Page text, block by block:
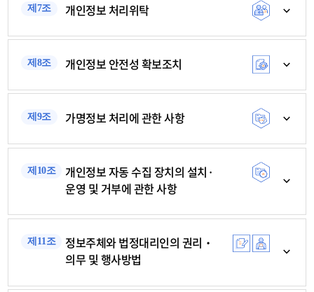
제7조 개인정보 처리위탁
제8조 개인정보 안전성 확보조치
제9조 가명정보 처리에 관한 사항
제10조
개인정보 자동 수집 장치의 설치·
운영 및 거부에 관한 사항
제11조
정보주체와 법정대리인의 권리‧
의무 및 행사방법